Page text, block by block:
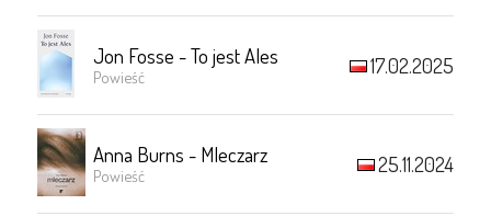
Jon Fosse - To jest Ales
Powieść 17.02.2025
Anna Burns - Mleczarz
Powieść 25.11.2024